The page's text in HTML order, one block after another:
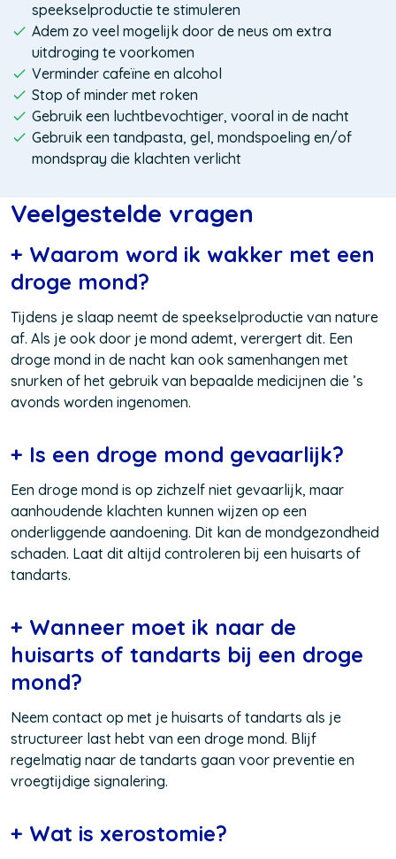
speekselproductie te stimuleren
Adem zo veel mogelijk door de neus om extra
uitdroging te voorkomen
Verminder cafeïne en alcohol
Stop of minder met roken
Gebruik een luchtbevochtiger, vooral in de nacht
Gebruik een tandpasta, gel, mondspoeling en/of
mondspray die klachten verlicht
Veelgestelde vragen
+ Waarom word ik wakker met een
droge mond?
Tijdens je slaap neemt de speekselproductie van nature
af. Als je ook door je mond ademt, verergert dit. Een
droge mond in de nacht kan ook samenhangen met
snurken of het gebruik van bepaalde medicijnen die ’s
avonds worden ingenomen.
+ Is een droge mond gevaarlijk?
Een droge mond is op zichzelf niet gevaarlijk, maar
aanhoudende klachten kunnen wijzen op een
onderliggende aandoening. Dit kan de mondgezondheid
schaden. Laat dit altijd controleren bij een huisarts of
tandarts.
+ Wanneer moet ik naar de
huisarts of tandarts bij een droge
mond?
Neem contact op met je huisarts of tandarts als je
structureer last hebt van een droge mond. Blijf
regelmatig naar de tandarts gaan voor preventie en
vroegtijdige signalering.
+ Wat is xerostomie?